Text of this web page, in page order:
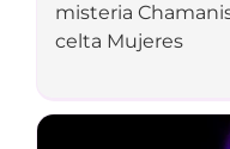
misteria
celta Mujeres